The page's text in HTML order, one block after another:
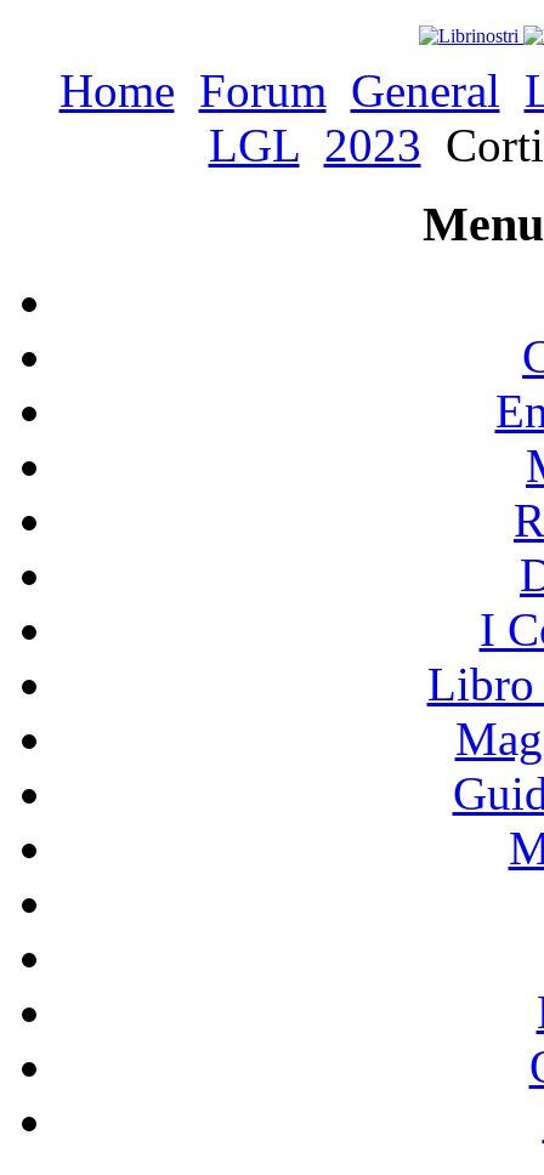
Home Forum General
LGL 2023
I
Libro